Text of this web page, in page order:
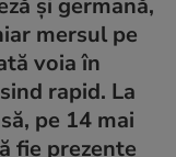
mersul pe
voia în
rapid. La
pe 14 mai
fie prezente